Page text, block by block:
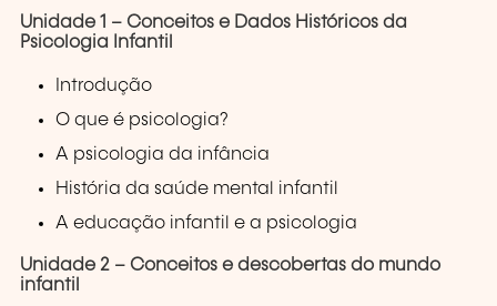
Unidade 1 – Conceitos e Dados Históricos da
Psicologia Infantil
Introdução
O que é psicologia?
A psicologia da infância
História da saúde mental infantil
A educação infantil e a psicologia
Unidade 2 – Conceitos e descobertas do mundo
infantil